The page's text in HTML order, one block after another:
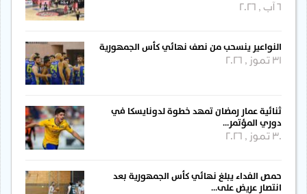
النواعير ينسحب من نصف نهائي كأس الجمهورية
31 تموز , 2026
ثنائية عمار رمضان تمهد خطوة لدونايسكا في
دوري المؤتمر…
30 تموز , 2026
حمص الفداء يبلغ نهائي كأس الجمهورية بعد
انتصار عريض على…